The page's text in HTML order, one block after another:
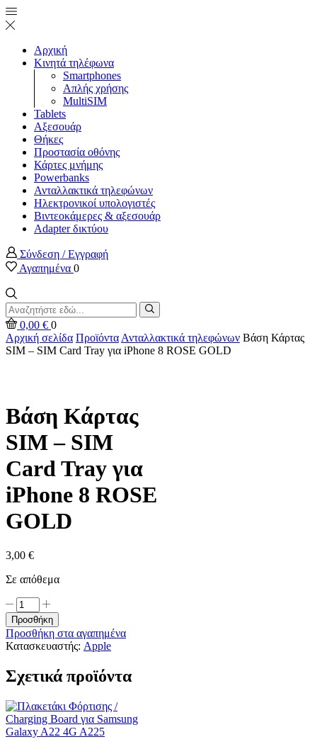
Αρχική
Κινητά τηλέφωνα
Smartphones
Απλής χρήσης
MultiSIM
Tablets
Αξεσουάρ
Θήκες
Προστασία οθόνης
Κάρτες μνήμης
Powerbanks
Ανταλλακτικά τηλεφώνων
Ηλεκτρονικοί υπολογιστές
Βιντεοκάμερες & αξεσουάρ
Adapter δικτύου
Σύνδεση / Εγγραφή
Αγαπημένα 0
Search
input
Αναζήτηση
0,00 € 0
Αρχική σελίδα Προϊόντα Ανταλλακτικά τηλεφώνων Βάση Κάρτας
SIM – SIM Card Tray για iPhone 8 ROSE GOLD
Βάση Κάρτας
SIM – SIM
Card Tray για
iPhone 8 ROSE
GOLD
3,00 €
Σε απόθεμα
Βάση
Κάρτας
SIM
-
SIM
Tray
iPhone
8
ROSE
Προσθήκη
Προσθήκη στα αγαπημένα
Κατασκευαστής: Apple
Σχετικά προϊόντα